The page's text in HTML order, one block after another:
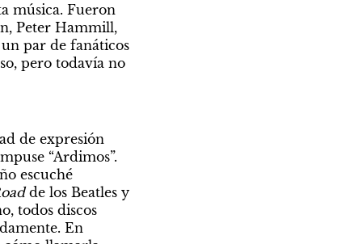
música. Fueron
Peter Hammill,
par de fanáticos
pero todavía no
de expresión
“Ardimos”.
Era 1986, yo no sabía tocar muy bien, pero pude componer esa canción. Ese año escuché
de los Beatles y
todos discos
En